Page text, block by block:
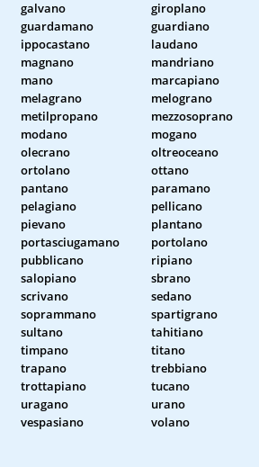
galvano
giroplano
guardamano
guardiano
ippocastano
laudano
magnano
mandriano
mano
marcapiano
melagrano
melograno
metilpropano
mezzosoprano
modano
mogano
olecrano
oltreoceano
ortolano
ottano
pantano
paramano
pelagiano
pellicano
pievano
plantano
portasciugamano
portolano
pubblicano
ripiano
salopiano
sbrano
scrivano
sedano
soprammano
spartigrano
sultano
tahitiano
timpano
titano
trapano
trebbiano
trottapiano
tucano
uragano
urano
vespasiano
volano